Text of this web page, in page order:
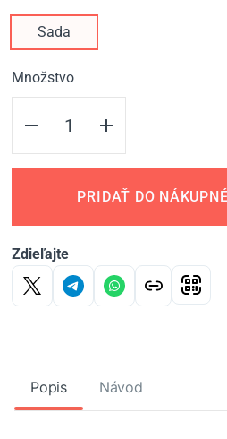
Sada
Množstvo
PRIDAŤ DO
Zdieľajte
Popis Návod